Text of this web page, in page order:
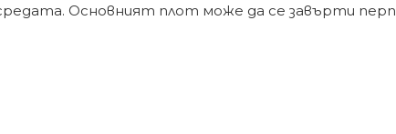
Основният плот може да се завърти